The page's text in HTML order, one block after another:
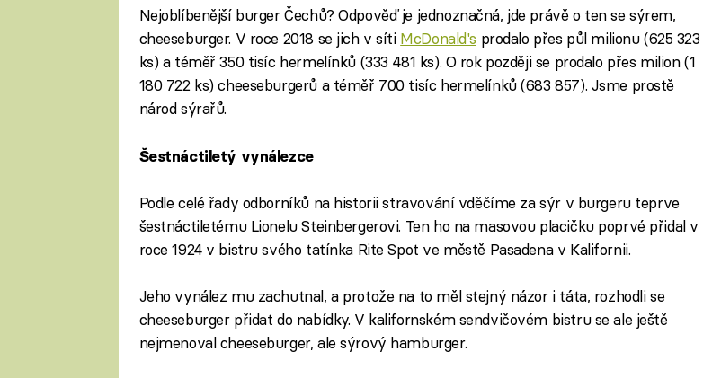
Nejoblíbenější burger Čechů? Odpověď je jednoznačná, jde právě o ten se sýrem,
cheeseburger. V roce 2018 se jich v síti McDonald's prodalo přes půl milionu (625 323
ks) a téměř 350 tisíc hermelínků (333 481 ks). O rok později se prodalo přes milion (1
180 722 ks) cheeseburgerů a téměř 700 tisíc hermelínků (683 857). Jsme prostě
národ sýrařů.
Šestnáctiletý vynálezce
Podle celé řady odborníků na historii stravování vděčíme za sýr v burgeru teprve
šestnáctiletému Lionelu Steinbergerovi. Ten ho na masovou placičku poprvé přidal v
roce 1924 v bistru svého tatínka Rite Spot ve městě Pasadena v Kalifornii.
Jeho vynález mu zachutnal, a protože na to měl stejný názor i táta, rozhodli se
cheeseburger přidat do nabídky. V kalifornském sendvičovém bistru se ale ještě
nejmenoval cheeseburger, ale sýrový hamburger.